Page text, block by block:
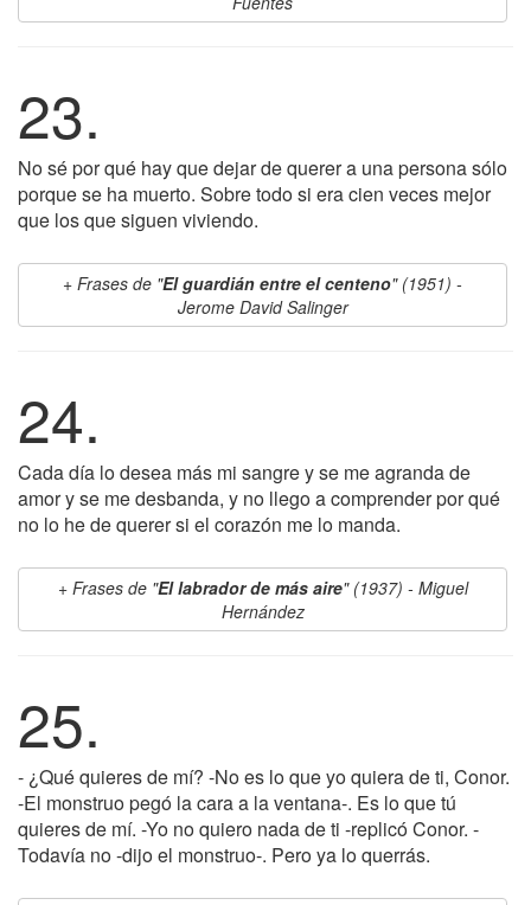
23.
No sé por qué hay que dejar de querer a una persona sólo
porque se ha muerto. Sobre todo si era cien veces mejor
que los que siguen viviendo.
Frases de "El guardián entre el centeno" (1951) -
Jerome David Salinger
24.
Cada día lo desea más mi sangre y se me agranda de
amor y se me desbanda, y no llego a comprender por qué
no lo he de querer si el corazón me lo manda.
Frases de "El labrador de más aire" (1937) - Miguel
Hernández
25.
- ¿Qué quieres de mí? -No es lo que yo quiera de ti, Conor.
-El monstruo pegó la cara a la ventana-. Es lo que tú
quieres de mí. -Yo no quiero nada de ti -replicó Conor. -
Todavía no -dijo el monstruo-. Pero ya lo querrás.